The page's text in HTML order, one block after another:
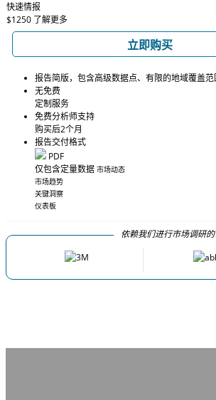
快速情报
$1250 了解更多
立即购买
报告简版，包含高级数据点、有限的地域覆盖
无免费
定制服务
免费分析师支持
购买后2个月
报告交付格式
PDF
仅包含定量数据 市场动态
市场趋势
关键洞察
仪表板
依赖我们进行市场调研